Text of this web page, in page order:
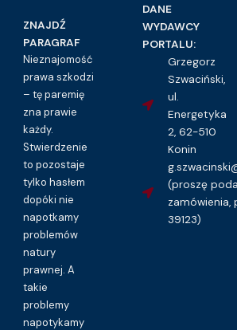
ZNAJDŹ
PARAGRAF
Nieznajomość
prawa szkodzi
– tę paremię
zna prawie
każdy.
Stwierdzenie
to pozostaje
tylko hasłem
dopóki nie
napotkamy
problemów
natury
prawnej. A
takie
problemy
napotykamy
DANE
WYDAWCY
PORTALU:
Grzegorz
Szwaciński,
ul.
Energetyka
2, 62-510
Konin
(proszę
zamówienia,
39123)